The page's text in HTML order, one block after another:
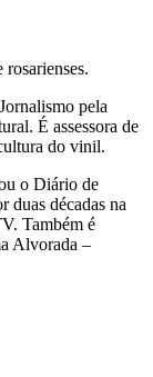
pela
É assessora de
do vinil.
o Diário de
duas décadas na
Também é
Alvorada –